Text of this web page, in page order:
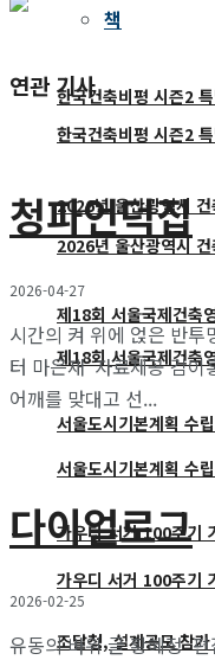
책
한국건축비평 시즌2
2026년 울산광역시
제18회 서울국제건축
서울도시기본계획 수
가우디 서거 100주기
한국건축비평 시즌2
2026년 울산광역시
제18회 서울국제건축
서울도시기본계획 수
가우디 서거 100주기
조달청, 설계공모 참
연관 기사
청파언덕집
2026-04-27
시간의 켜 위에 얹은 반
터 마은재 자료제공 김이
어깨를 맞대고 선...
다이얼로그
2026-02-25
유동의 바위 글 황혜정